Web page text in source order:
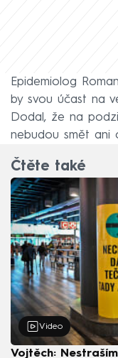
Epidemiolog
by svou účast na
Dodal, že na
nebudou smět ani
Čtěte také
Video
Vojtěch: